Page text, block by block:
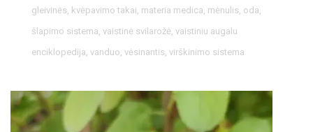
gleivinės, kvėpavimo takai, materia medica, mėnulis, oda,
šlapimo sistema, vaistinė svilarožė, vaistiniu augalu
enciklopedija, vanduo, vėsinantis, virškinimo sistema